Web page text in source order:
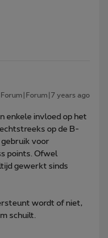
Forum|Forum|7 years ago
enkele invloed op het
op de B-
gebruik voor
points. Ofwel
gewerkt sinds
wordt of niet,
schuilt.